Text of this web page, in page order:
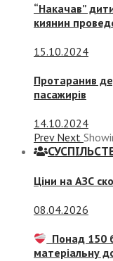
“Накачав”
киянин
15.10.2024
Протаранив
пасажирів
14.10.2024
Prev Next
Ціни на АЗС
08.04.2026
Понад 150
матеріальну